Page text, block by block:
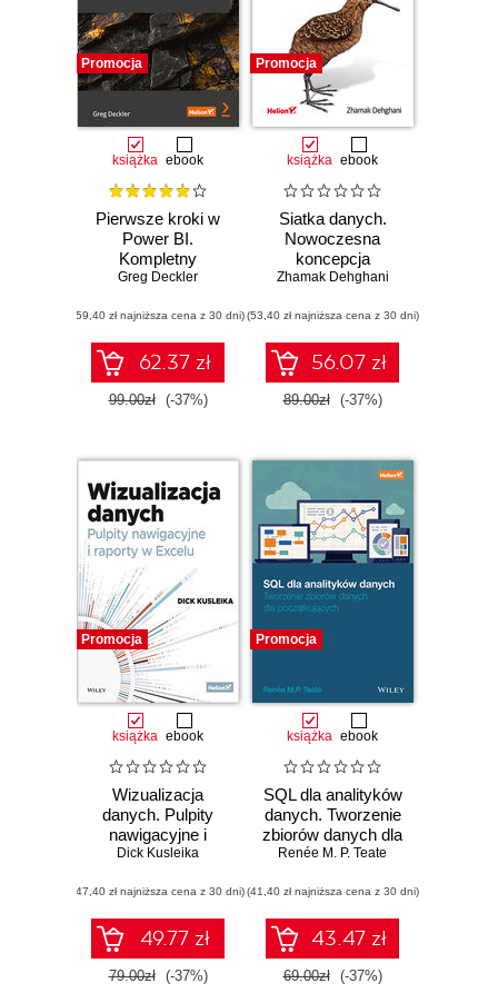
Promocja
książka ebook
Pierwsze kroki w
Power BI.
Kompletny
przewodnik po
analityce
biznesowej.
Wydanie II
Greg Deckler
(59,40 zł najniższa cena z 30 dni)
62.37 zł
99.00zł (-37%)
Promocja
książka ebook
Siatka danych.
Nowoczesna
koncepcja
samoobsługowej
danych
Zhamak Dehghani
(53,40 zł najniższa cena z 30 dni)
56.07 zł
89.00zł (-37%)
Promocja
książka ebook
Wizualizacja
danych. Pulpity
nawigacyjne i
raporty w Excelu
Dick Kusleika
(47,40 zł najniższa cena z 30 dni)
49.77 zł
79.00zł (-37%)
Promocja
książka ebook
SQL dla analityków
danych. Tworzenie
zbiorów danych dla
początkujących
Renée M. P. Teate
(41,40 zł najniższa cena z 30 dni)
43.47 zł
69.00zł (-37%)